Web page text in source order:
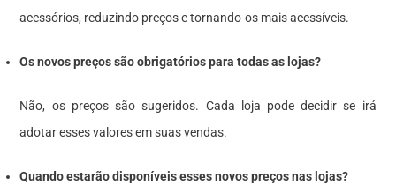
acessórios, reduzindo preços e tornando-os mais acessíveis.
Os novos preços são obrigatórios para todas as lojas?
Não, os preços são sugeridos. Cada loja pode decidir se irá
adotar esses valores em suas vendas.
Quando estarão disponíveis esses novos preços nas lojas?